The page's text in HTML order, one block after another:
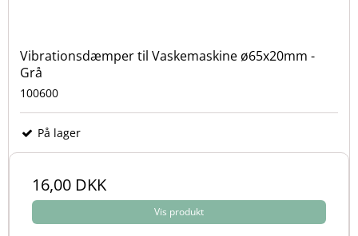
Vibrationsdæmper til Vaskemaskine ø65x20mm -
Grå
100600
På lager
16,00 DKK
Vis produkt